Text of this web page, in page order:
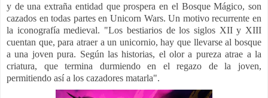
y de una extraña entidad que prospera en el Bosque Mágico, son
cazados en todas partes en Unicorn Wars. Un motivo recurrente en
la iconografía medieval. "Los bestiarios de los siglos XII y XIII
cuentan que, para atraer a un unicornio, hay que llevarse al bosque
a una joven pura. Según las historias, el olor a pureza atrae a la
criatura, que termina durmiendo en el regazo de la joven,
permitiendo así a los cazadores matarla".